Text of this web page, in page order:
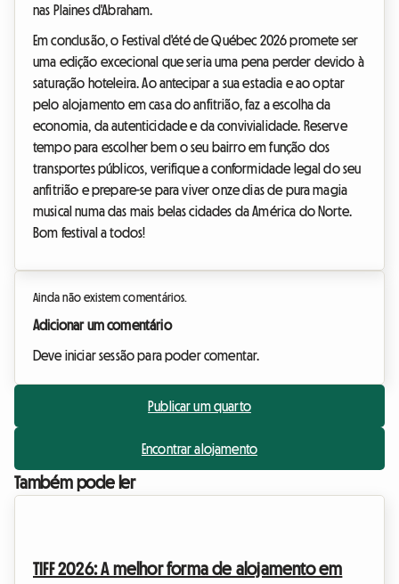
nas Plaines d'Abraham.
Em conclusão, o Festival d'été de Québec 2026 promete ser
uma edição excecional que seria uma pena perder devido à
saturação hoteleira. Ao antecipar a sua estadia e ao optar
pelo alojamento em casa do anfitrião, faz a escolha da
economia, da autenticidade e da convivialidade. Reserve
tempo para escolher bem o seu bairro em função dos
transportes públicos, verifique a conformidade legal do seu
anfitrião e prepare-se para viver onze dias de pura magia
musical numa das mais belas cidades da América do Norte.
Bom festival a todos!
Ainda não existem comentários.
Adicionar um comentário
Deve iniciar sessão para poder comentar.
Publicar um quarto
Encontrar alojamento
Também pode ler
TIFF 2026: A melhor forma de alojamento em